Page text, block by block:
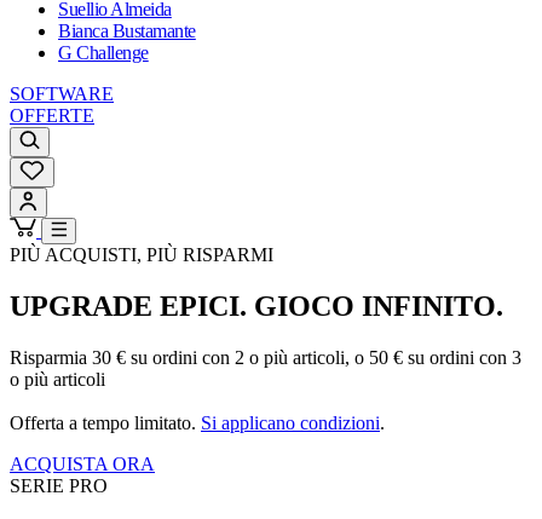
Suellio Almeida
Bianca Bustamante
G Challenge
SOFTWARE
OFFERTE
PIÙ ACQUISTI, PIÙ RISPARMI
UPGRADE EPICI. GIOCO INFINITO.
Risparmia 30 € su ordini con 2 o più articoli, o 50 € su ordini con 3
o più articoli
Offerta a tempo limitato. Si applicano condizioni.
ACQUISTA ORA
SERIE PRO